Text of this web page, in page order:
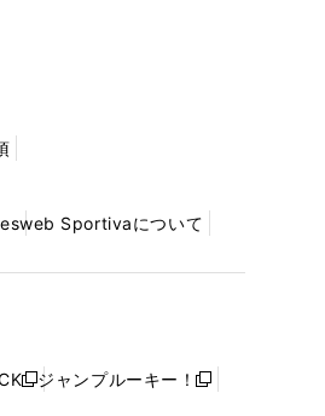
web Sportivaについて
新
ジャンプルーキー！
新